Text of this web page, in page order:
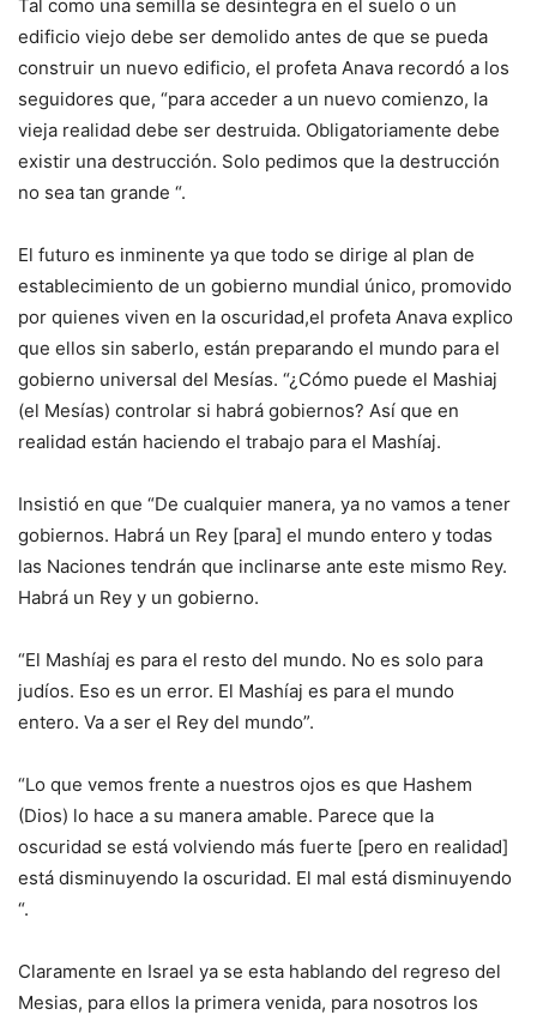
Tal como una semilla se desintegra en el suelo o un
edificio viejo debe ser demolido antes de que se pueda
construir un nuevo edificio, el profeta Anava recordó a los
seguidores que, “para acceder a un nuevo comienzo, la
vieja realidad debe ser destruida. Obligatoriamente debe
existir una destrucción. Solo pedimos que la destrucción
no sea tan grande “.
El futuro es inminente ya que todo se dirige al plan de
establecimiento de un gobierno mundial único, promovido
por quienes viven en la oscuridad,el profeta Anava explico
que ellos sin saberlo, están preparando el mundo para el
gobierno universal del Mesías. “¿Cómo puede el Mashiaj
(el Mesías) controlar si habrá gobiernos? Así que en
realidad están haciendo el trabajo para el Mashíaj.
Insistió en que “De cualquier manera, ya no vamos a tener
gobiernos. Habrá un Rey [para] el mundo entero y todas
las Naciones tendrán que inclinarse ante este mismo Rey.
Habrá un Rey y un gobierno.
“El Mashíaj es para el resto del mundo. No es solo para
judíos. Eso es un error. El Mashíaj es para el mundo
entero. Va a ser el Rey del mundo”.
“Lo que vemos frente a nuestros ojos es que Hashem
(Dios) lo hace a su manera amable. Parece que la
oscuridad se está volviendo más fuerte [pero en realidad]
está disminuyendo la oscuridad. El mal está disminuyendo
“.
Claramente en Israel ya se esta hablando del regreso del
Mesias, para ellos la primera venida, para nosotros los